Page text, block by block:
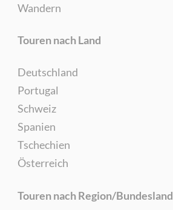
Wandern
Touren nach Land
Deutschland
Portugal
Schweiz
Spanien
Tschechien
Österreich
Touren nach Region/Bundesland